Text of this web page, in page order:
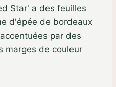
Star' a des feuilles
d'épée de bordeaux
par des
marges de couleur